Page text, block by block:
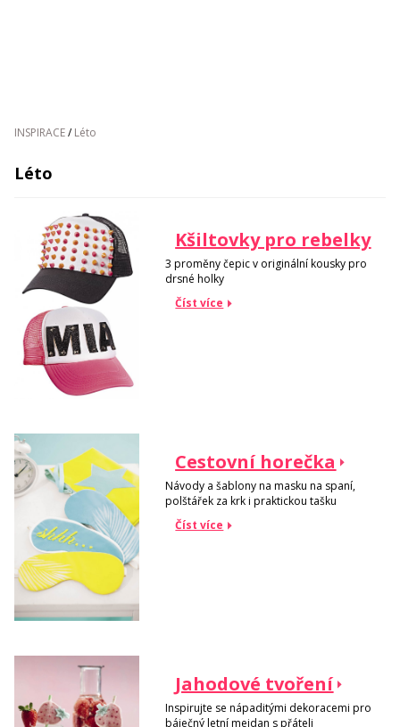
INSPIRACE/ Léto
Léto
Kšiltovky pro rebelky
3 proměny čepic v originální kousky pro
drsné holky
Číst více
Cestovní horečka
Návody a šablony na masku na spaní,
polštářek za krk i praktickou tašku
Číst více
Jahodové tvoření
Inspirujte se nápaditými dekoracemi pro
báječný letní mejdan s přáteli